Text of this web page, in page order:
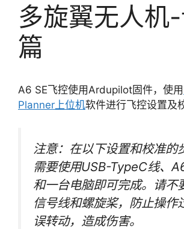
多旋翼无人机
篇
A6 SE飞控使用Ardupilot固件，使用
Planner上位机软件进行飞控设置及
注意：在以下设置和校准的
需要使用USB-TypeC线、
和一台电脑即可完成。请不
信号线和螺旋桨，防止操作
误转动，造成伤害。